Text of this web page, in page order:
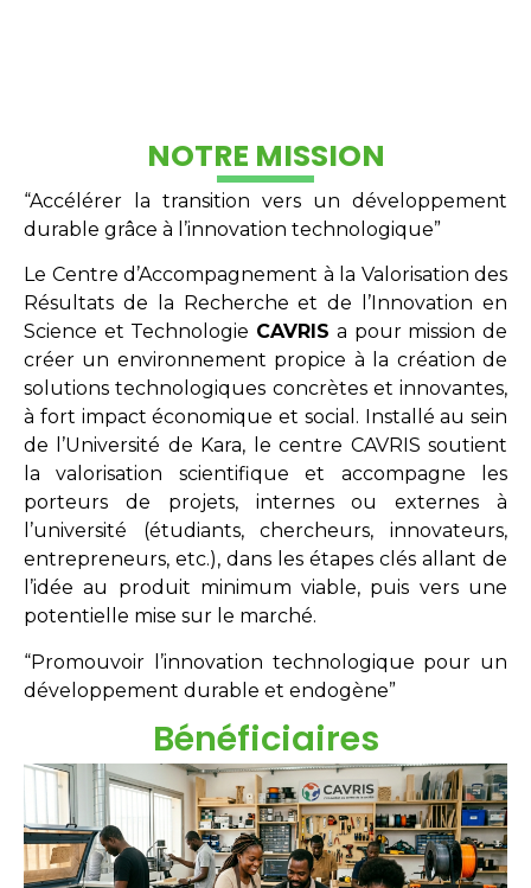
NOTRE MISSION
“Accélérer la transition vers un développement
durable grâce à l’innovation technologique”
Le Centre d’Accompagnement à la Valorisation des
Résultats de la Recherche et de l’Innovation en
Science et Technologie CAVRIS a pour mission de
créer un environnement propice à la création de
solutions technologiques concrètes et innovantes,
à fort impact économique et social. Installé au sein
de l’Université de Kara, le centre CAVRIS soutient
la valorisation scientifique et accompagne les
porteurs de projets, internes ou externes à
l’université (étudiants, chercheurs, innovateurs,
entrepreneurs, etc.), dans les étapes clés allant de
l’idée au produit minimum viable, puis vers une
potentielle mise sur le marché.
“Promouvoir l’innovation technologique pour un
développement durable et endogène”
Bénéficiaires
Étudiants Néo-diplômés Doctorants
Chercheurs
Innovateurs
Entreprises acteurs sociaux.